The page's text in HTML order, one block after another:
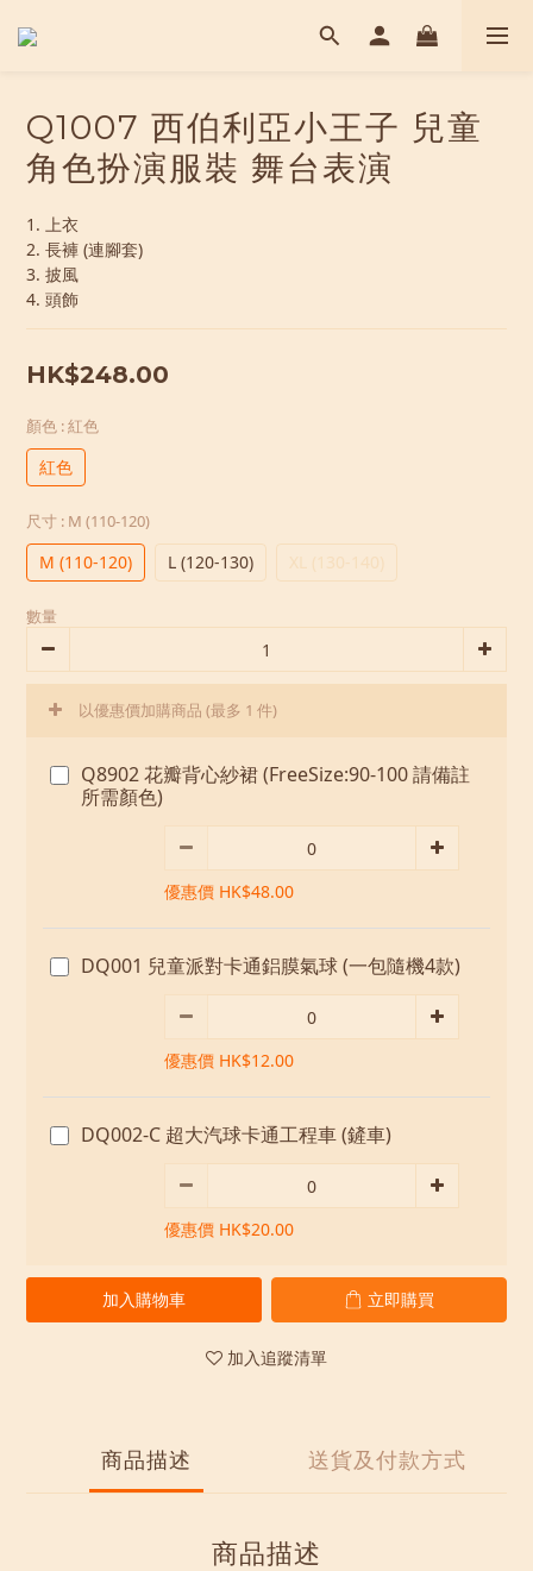
Q1007 西伯利亞小王子 兒童
角色扮演服裝 舞台表演
1. 上衣
2. 長褲 (連腳套)
3. 披風
4. 頭飾
HK$248.00
顏色 : 紅色
紅色
尺寸 : M (110-120)
M (110-120) L (120-130) XL (130-140)
數量
以優惠價加購商品 (最多 1 件)
Q8902 花瓣背心紗裙 (FreeSize:90-100 請備註
所需顏色)
優惠價 HK$48.00
DQ001 兒童派對卡通鋁膜氣球 (一包隨機4款)
優惠價 HK$12.00
DQ002-C 超大汽球卡通工程車 (鏟車)
優惠價 HK$20.00
加入購物車 立即購買
加入追蹤清單
商品描述 送貨及付款方式
商品描述